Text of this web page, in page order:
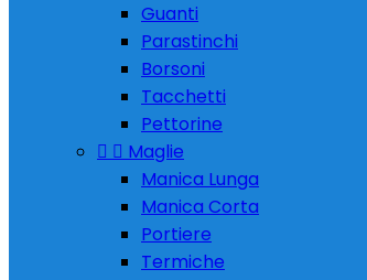
Guanti
Parastinchi
Borsoni
Tacchetti
Pettorine
  Maglie
Manica Lunga
Manica Corta
Portiere
Termiche